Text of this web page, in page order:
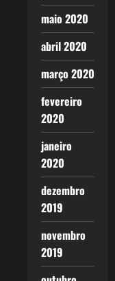
maio 2020
abril 2020
março 2020
fevereiro
2020
janeiro
2020
dezembro
2019
novembro
2019